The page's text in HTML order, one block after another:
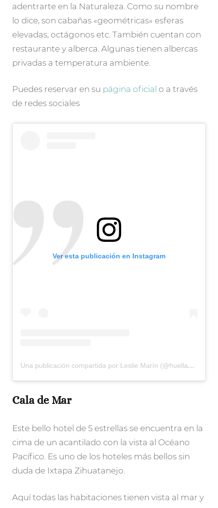
adentrarte en la Naturaleza. Como su nombre
lo dice, son cabañas «geométricas» esferas
elevadas, octágonos etc. También cuentan con
restaurante y alberca. Algunas tienen albercas
privadas a temperatura ambiente.
Puedes reservar en su página oficial o a través
de redes sociales
Ver esta publicación en Instagram
Una publicación compartida por Leslie Marín (@huellasdesal)
Cala de Mar
Este bello hotel de 5 estrellas se encuentra en la
cima de un acantilado con la vista al Océano
Pacífico. Es uno de los hoteles más bellos sin
duda de Ixtapa Zihuatanejo.
Aquí todas las habitaciones tienen vista al mar y